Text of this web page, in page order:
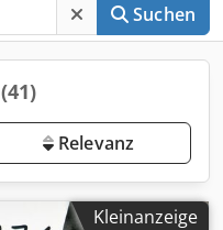
Suchen
(41)
Relevanz
Kleinanzeige